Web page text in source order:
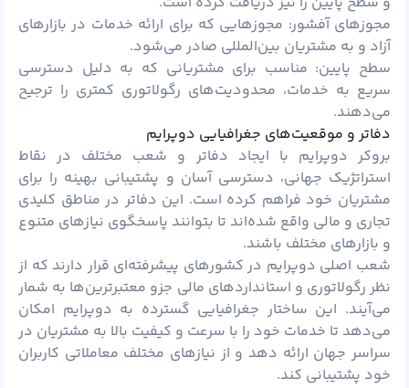
مجوزهای آفشور: مجوزهایی که برای ارائه خدمات در بازارهای
آزاد و به مشتریان بین‌المللی صادر می‌شود.
سطح پایین: مناسب برای مشتریانی که به دلیل دسترسی
سریع به خدمات، محدودیت‌های رگولاتوری کمتری را ترجیح
می‌دهند.
دفاتر و موقعیت‌های جغرافیایی دوپرایم
بروکر دوپرایم با ایجاد دفاتر و شعب مختلف در نقاط
استراتژیک جهانی، دسترسی آسان و پشتیبانی بهینه را برای
مشتریان خود فراهم کرده است. این دفاتر در مناطق کلیدی
تجاری و مالی واقع شده‌اند تا بتوانند پاسخگوی نیازهای متنوع
و بازارهای مختلف باشند.
شعب اصلی دوپرایم در کشورهای پیشرفته‌ای قرار دارند که از
نظر رگولاتوری و استانداردهای مالی جزو معتبرترین‌ها به شمار
می‌آیند. این ساختار جغرافیایی گسترده به دوپرایم امکان
می‌دهد تا خدمات خود را با سرعت و کیفیت بالا به مشتریان در
سراسر جهان ارائه دهد و از نیازهای مختلف معاملاتی کاربران
خود پشتیبانی کند.